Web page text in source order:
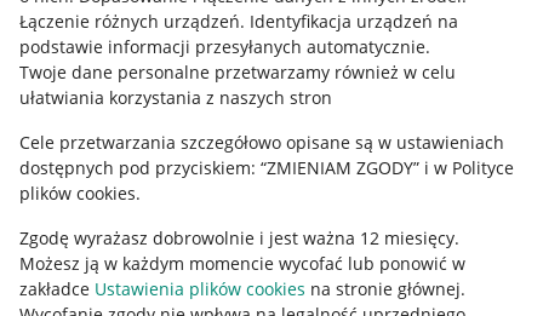
Łączenie różnych urządzeń. Identyfikacja urządzeń na
podstawie informacji przesyłanych automatycznie.
Twoje dane personalne przetwarzamy również w celu
ułatwiania korzystania z naszych stron
Cele przetwarzania szczegółowo opisane są w ustawieniach
dostępnych pod przyciskiem: “ZMIENIAM ZGODY” i w Polityce
plików cookies.
Zgodę wyrażasz dobrowolnie i jest ważna 12 miesięcy.
Możesz ją w każdym momencie wycofać lub ponowić w
zakładce Ustawienia plików cookies na stronie głównej.
Regulamin
Polityka plików "cookies"
Ustawienia plików "cookies"
Udostępnianie lokalizacji
Informacje dla Aktu o Usługach Cyfrowych
Pobierz aplikację